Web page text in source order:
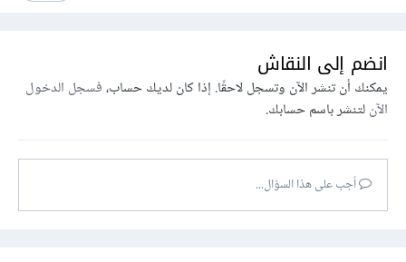
انضم إلى النقاش
يمكنك أن تنشر الآن وتسجل لاحقًا. إذا كان لديك حساب،فسجل الدخول
الآنلتنشر باسم حسابك.
أجب على هذا السؤال...